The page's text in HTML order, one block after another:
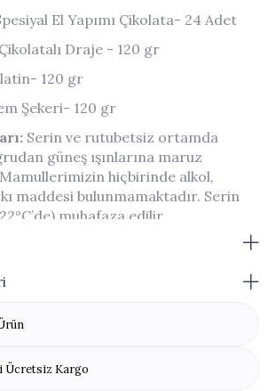
El Yapımı Çikolata- 24 Adet
Draje - 120 gr
120 gr
Şekeri- 120 gr
Serin ve rutubetsiz ortamda
güneş ışınlarına maruz
Mamullerimizin hiçbirinde alkol,
maddesi bulunmamaktadır. Serin
muhafaza edilir.
Sonraki Raf Ömrü:
hafta içinde tüketilmelidir.
Ücretsiz Kargo